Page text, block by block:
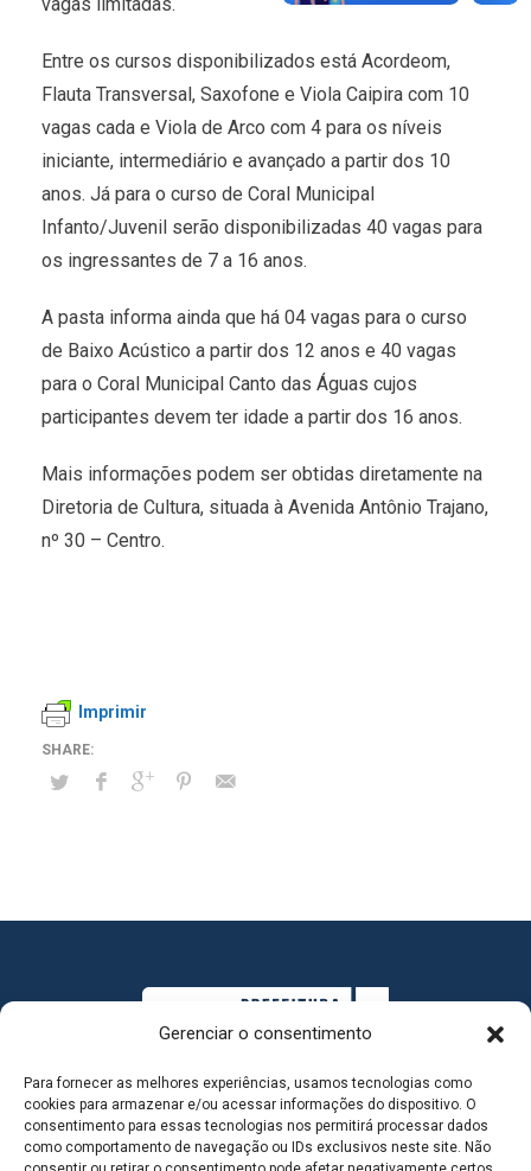
Gerenciar o consentimento
Para fornecer as melhores experiências, usamos tecnologias como
cookies para armazenar e/ou acessar informações do dispositivo. O
consentimento para essas tecnologias nos permitirá processar dados
como comportamento de navegação ou IDs exclusivos neste site. Não
Entre os cursos disponibilizados está Acordeom,
Flauta Transversal, Saxofone e Viola Caipira com 10
vagas cada e Viola de Arco com 4 para os níveis
iniciante, intermediário e avançado a partir dos 10
anos. Já para o curso de Coral Municipal
Infanto/Juvenil serão disponibilizadas 40 vagas para
os ingressantes de 7 a 16 anos.
A pasta informa ainda que há 04 vagas para o curso
de Baixo Acústico a partir dos 12 anos e 40 vagas
para o Coral Municipal Canto das Águas cujos
participantes devem ter idade a partir dos 16 anos.
Mais informações podem ser obtidas diretamente na
Diretoria de Cultura, situada à Avenida Antônio Trajano,
nº 30 – Centro.
Imprimir